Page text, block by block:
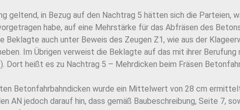
geltend, in Bezug auf den Nachtrag 5 hätten sich die Parteien,
habe, auf eine Mehrstärke für das Abfräsen des
Beklagte auch unter Beweis des Zeugen Z1, wie aus der
Im Übrigen verweist die Beklagte auf das mit ihrer
Dort heißt es zu Nachtrag 5 – Mehrdicken beim Fräsen
Betonfahrbahndicken wurde ein Mittelwert von 28 cm
AN jedoch darauf hin, dass gemäß Baubeschreibung, Seite 7,